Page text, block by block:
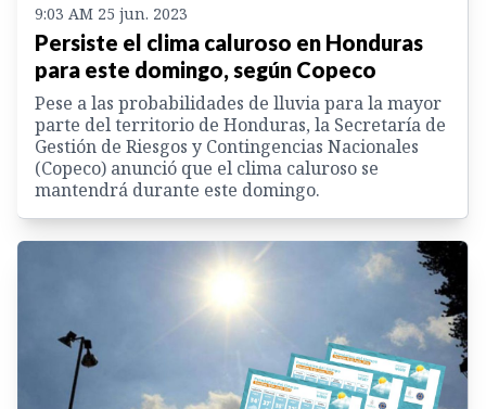
9:03 AM 25 jun. 2023
Persiste el clima caluroso en Honduras
para este domingo, según Copeco
Pese a las probabilidades de lluvia para la mayor
parte del territorio de Honduras, la Secretaría de
Gestión de Riesgos y Contingencias Nacionales
(Copeco) anunció que el clima caluroso se
mantendrá durante este domingo.